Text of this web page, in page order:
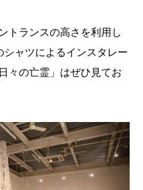
トランスの高さを利用し
ャツによるインスタレー
々の亡霊」はぜひ見てお